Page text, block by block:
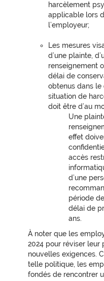
harcèlement
applicable lors
l’employeur;
Les mesures
d’une plainte,
renseignement
délai de
obtenus dans le
situation de
doit être d’au
Une
effet
accès
d’une
période
délai de
ans.
À noter que les
2024 pour réviser leur
nouvelles exigences.
telle politique, les
fondés de rencontrer